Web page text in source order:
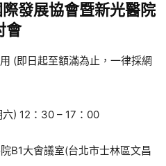
發展協會暨新光醫院
會
(即日起至額滿為止，一律採網
) 12：30 – 17：00
B1大會議室(台北市士林區文昌